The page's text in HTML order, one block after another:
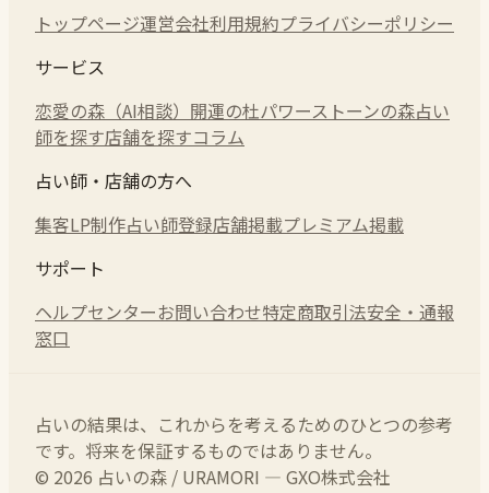
トップページ運営会社利用規約プライバシーポリシー
サービス
恋愛の森（AI相談） 開運の杜パワーストーンの森占い
師を探す店舗を探すコラム
占い師・店舗の方へ
集客LP制作占い師登録店舗掲載プレミアム掲載
サポート
ヘルプセンターお問い合わせ特定商取引法安全・通報
窓口
占いの結果は、これからを考えるためのひとつの参考
です。将来を保証するものではありません。
© 2026 占いの森 / URAMORI — GXO株式会社